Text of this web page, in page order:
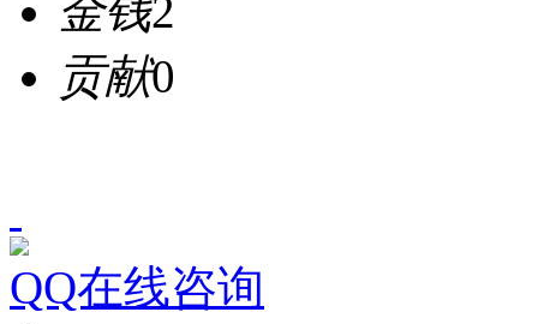
金钱2
贡献0
QQ在线咨询